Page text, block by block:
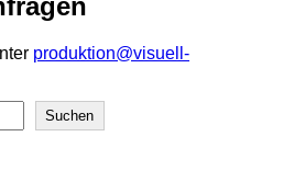
produktion@visuell-
Suchen